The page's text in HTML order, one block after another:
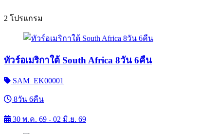
2 โปรแกรม
ทัวร์อเมริกาใต้ South Africa 8วัน 6คืน
SAM_EK00001
8วัน 6คืน
30 พ.ค. 69 - 02 มิ.ย. 69